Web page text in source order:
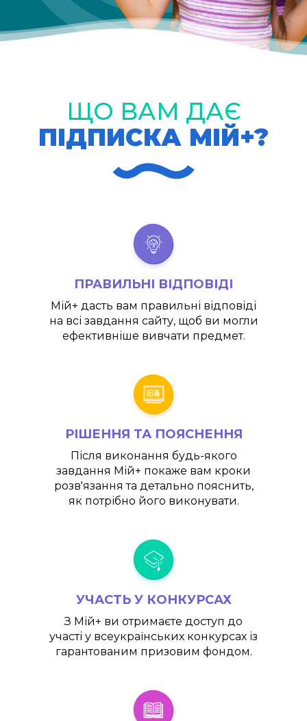
ЩО ВАМ ДАЄ
ПІДПИСКА МІЙ+?
ПРАВИЛЬНІ ВІДПОВІДІ
Мій+ дасть вам правильні відповіді
на всі завдання сайту, щоб ви могли
ефективніше вивчати предмет.
РІШЕННЯ ТА ПОЯСНЕННЯ
Після виконання будь-якого
завдання Мій+ покаже вам кроки
розв'язання та детально пояснить,
як потрібно його виконувати.
УЧАСТЬ У КОНКУРСАХ
З Мій+ ви отримаєте доступ до
участі у всеукраїнських конкурсах із
гарантованим призовим фондом.